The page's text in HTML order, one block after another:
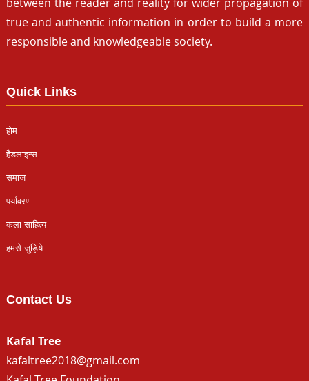
between the reader and reality for wider propagation of
true and authentic information in order to build a more
responsible and knowledgeable society.
Quick Links
होम
हैडलाइन्स
समाज
पर्यावरण
कला साहित्य
हमसे जुड़िये
Contact Us
Kafal Tree
kafaltree2018@gmail.com